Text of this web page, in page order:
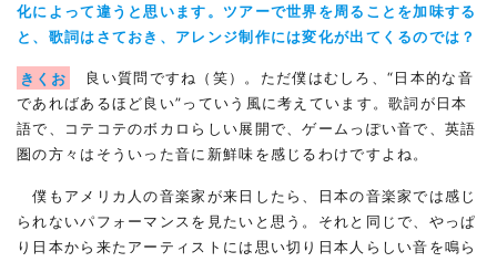
化によって違うと思います。ツアーで世界を周ることを加味する
と、歌詞はさておき、アレンジ制作には変化が出てくるのでは？
きくお
良い質問ですね（笑）。ただ僕はむしろ、“日本的な音
であればあるほど良い”っていう風に考えています。歌詞が日本
語で、コテコテのボカロらしい展開で、ゲームっぽい音で、英語
圏の方々はそういった音に新鮮味を感じるわけですよね。
僕もアメリカ人の音楽家が来日したら、日本の音楽家では感じ
られないパフォーマンスを見たいと思う。それと同じで、やっぱ
り日本から来たアーティストには思い切り日本人らしい音を鳴ら